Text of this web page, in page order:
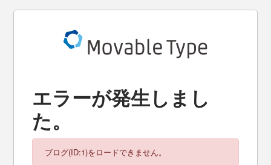
エラーが発生しまし
た。
ブログ(ID:1)をロードできません。